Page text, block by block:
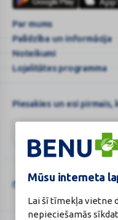
Mūsu interneta
Lai šī tīmekļa vietne
nepieciešamās
higiēniskās
biksītes
m
...
karte
Par mums
Palīdzība un informācija
Noteikumi
Lojalitātes programma
Piesakies un esi pirmais,
Google
reCAPTCHA
Šo vietni aizsargā